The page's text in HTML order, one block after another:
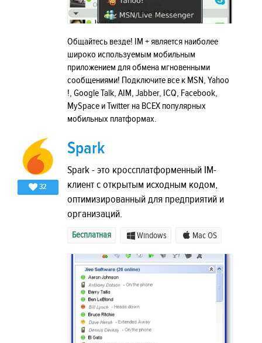
Общайтесь везде! IM + является наиболее
широко используемым мобильным
приложением для обмена мгновенными
сообщениями! Подключите все к MSN, Yahoo
!, Google Talk, AIM, Jabber, ICQ, Facebook,
MySpace и Twitter на ВСЕХ популярных
мобильных платформах.
32
Spark
Spark - это кроссплатформенный IM-
клиент с открытым исходным кодом,
оптимизированный для предприятий и
организаций.
Бесплатная Windows Mac OS